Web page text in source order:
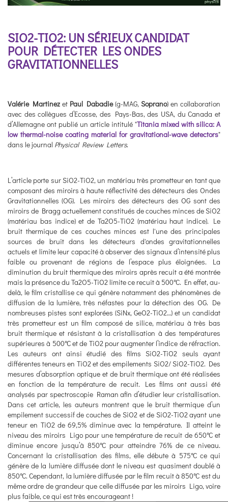
SIO2-TIO2: UN SÉRIEUX CANDIDAT
POUR DÉTECTER LES ONDES
GRAVITATIONNELLES
Valérie Martinez et Paul Dabadie(g-MAG, Soprano) en collaboration
avec des collègues d’Ecosse, des Pays-Bas, des USA, du Canada et
d’Allemagne ont publié un article intitulé "Titania mixed with silica: A
low thermal-noise coating material for gravitational-wave detectors"
dans le journal Physical Review Letters.
L’article porte sur SiO2-TiO2, un matériau très prometteur en tant que
composant des miroirs à haute réflectivité des détecteurs des Ondes
Gravitationnelles (OG). Les miroirs des détecteurs des OG sont des
miroirs de Bragg actuellement constitués de couches minces de SiO2
(matériau bas indice) et de Ta2O5-TiO2 (matériau haut indice). Le
bruit thermique de ces couches minces est l'une des principales
sources de bruit dans les détecteurs d'ondes gravitationnelles
actuels et limite leur capacité à observer des signaux d’intensité plus
faible ou provenant de régions de l’espace plus éloignées. La
diminution du bruit thermique des miroirs après recuit a été montrée
mais la présence du Ta2O5-TiO2 limite ce recuit à 500°C. En effet, au-
delà, le film cristallise ce qui génère notamment des phénomènes de
diffusion de la lumière, très néfastes pour la détection des OG. De
nombreuses pistes sont explorées (SiNx, GeO2-TiO2…) et un candidat
très prometteur est un film composé de silice, matériau à très bas
bruit thermique et résistant à la cristallisation à des températures
supérieures à 500°C et de TiO2 pour augmenter l’indice de réfraction.
Les auteurs ont ainsi étudié des films SiO2-TiO2 seuls ayant
différentes teneurs en TiO2 et des empilements SiO2/ SiO2-TiO2. Des
mesures d’absorption optique et de bruit thermique ont été réalisées
en fonction de la température de recuit. Les films ont aussi été
analysés par spectroscopie Raman afin d’étudier leur cristallisation.
Dans cet article, les auteurs montrent que le bruit thermique d’un
empilement successif de couches de SiO2 et de SiO2-TiO2 ayant une
teneur en TiO2 de 69,5% diminue avec la température. Il atteint le
niveau des miroirs Ligo pour une température de recuit de 650°C et
diminue encore jusqu’à 850°C pour atteindre 76% de ce niveau.
Concernant la cristallisation des films, elle débute à 575°C ce qui
génère de la lumière diffusée dont le niveau est quasiment doublé à
850°C. Cependant, la lumière diffusée par le film recuit à 850°C est du
même ordre de grandeur que celle diffusée par les miroirs Ligo, voire
plus faible, ce qui est très encourageant !